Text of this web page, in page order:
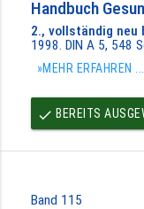
Handbuch
2., vollständig neu
1998. DIN A 5, 548
»MEHR ERFAHREN ...
done BEREITS
Band 115